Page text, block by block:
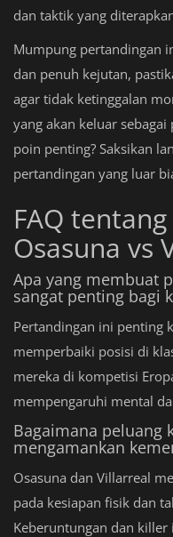
dan taktik yang
Mumpung pertandingan
dan penuh kejutan,
agar tidak ketinggalan
yang akan keluar
poin penting? Saksikan
pertandingan yang luar
FAQ
Osasuna vs
Apa yang membuat
sangat penting bagi
Pertandingan ini penting
memperbaiki posisi di
mereka di kompetisi
mempengaruhi mental
Bagaimana peluang
mengamankan
Osasuna dan Villarreal
pada kesiapan fisik dan
Keberuntungan dan